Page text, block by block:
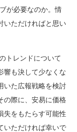
が必要なのか。情
いただければと思い
トレンドについて
響も決して少なくな
いた広報戦略を検討
の際に、安易に価格
失をもたらす可能性
いただければ幸いで